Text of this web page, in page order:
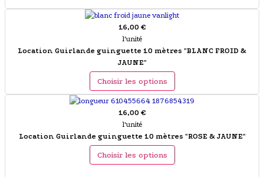
16,00 €
l'unité
Location Guirlande guinguette 10 mètres "BLANC FROID &
JAUNE"
Choisir les options
16,00 €
l'unité
Location Guirlande guinguette 10 mètres "ROSE & JAUNE"
Choisir les options